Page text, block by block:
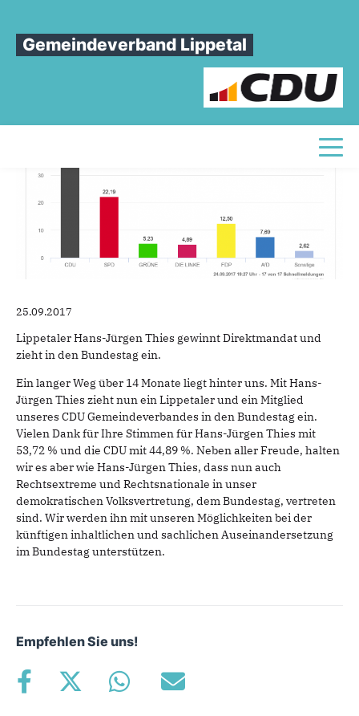
Gemeindeverband Lippetal
Sie sind hier
DankefürIhreStimmen.
25.09.2017
Lippetaler Hans-Jürgen Thies gewinnt Direktmandat und
zieht in den Bundestag ein.
Ein langer Weg über 14 Monate liegt hinter uns. Mit Hans-
Jürgen Thies zieht nun ein Lippetaler und ein Mitglied
unseres CDU Gemeindeverbandes in den Bundestag ein.
Vielen Dank für Ihre Stimmen für Hans-Jürgen Thies mit
53,72 % und die CDU mit 44,89 %. Neben aller Freude, halten
wir es aber wie Hans-Jürgen Thies, dass nun auch
Rechtsextreme und Rechtsnationale in unser
demokratischen Volksvertretung, dem Bundestag, vertreten
sind. Wir werden ihn mit unseren Möglichkeiten bei der
künftigen inhaltlichen und sachlichen Auseinandersetzung
im Bundestag unterstützen.
Empfehlen Sie uns!